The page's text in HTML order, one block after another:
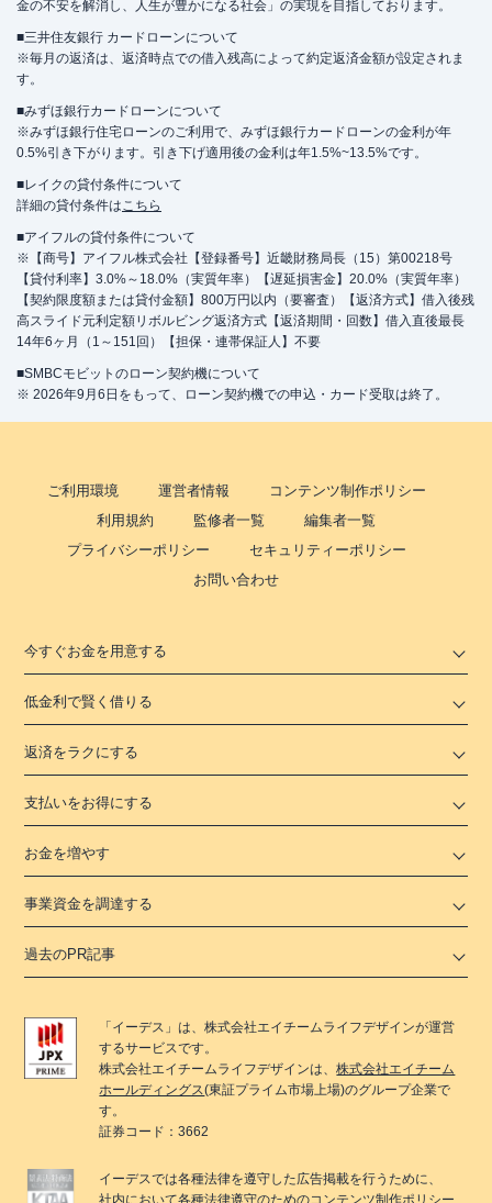
金の不安を解消し、人生が豊かになる社会」の実現を目指しております。
■三井住友銀行 カードローンについて
※毎月の返済は、返済時点での借入残高によって約定返済金額が設定されま
す。
■みずほ銀行カードローンについて
※みずほ銀行住宅ローンのご利用で、みずほ銀行カードローンの金利が年
0.5%引き下がります。引き下げ適用後の金利は年1.5%~13.5%です。
■レイクの貸付条件について
詳細の貸付条件はこちら
■アイフルの貸付条件について
※【商号】アイフル株式会社【登録番号】近畿財務局長（15）第00218号
【貸付利率】3.0%～18.0%（実質年率）【遅延損害金】20.0%（実質年率）
【契約限度額または貸付金額】800万円以内（要審査）【返済方式】借入後残
高スライド元利定額リボルビング返済方式【返済期間・回数】借入直後最長
14年6ヶ月（1～151回）【担保・連帯保証人】不要
■SMBCモビットのローン契約機について
※ 2026年9月6日をもって、ローン契約機での申込・カード受取は終了。
ご利用環境 運営者情報
コンテンツ制作ポリシー
利用規約
監修者一覧
編集者一覧
プライバシーポリシー
セキュリティーポリシー
お問い合わせ
今すぐお金を用意する
低金利で賢く借りる
返済をラクにする
支払いをお得にする
お金を増やす
事業資金を調達する
過去のPR記事
「 イーデス 」は、株式会社エイチームライフデザインが運営
するサービスです。
株式会社エイチームライフデザインは、株式会社エイチーム
ホールディングス(東証プライム市場上場)のグループ企業で
す。
証券コード：3662
イーデスでは各種法律を遵守した広告掲載を行うために、
社内において各種法律遵守のためのコンテンツ制作ポリシー